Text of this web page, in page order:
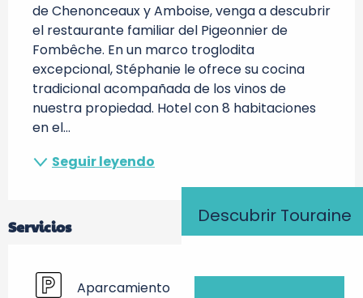
Descubrir Touraine
de Chenonceaux y Amboise, venga a descubrir
el restaurante familiar del Pigeonnier de
Fombêche. En un marco troglodita
excepcional, Stéphanie le ofrece su cocina
tradicional acompañada de los vinos de
nuestra propiedad. Hotel con 8 habitaciones
en el...
Seguir leyendo
Servicios
Aparcamiento